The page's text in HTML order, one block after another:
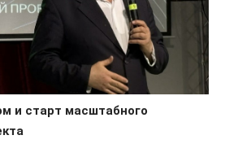
и старт масштабного